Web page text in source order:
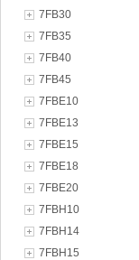
7FB30
7FB35
7FB40
7FB45
7FBE10
7FBE13
7FBE15
7FBE18
7FBE20
7FBH10
7FBH14
7FBH15